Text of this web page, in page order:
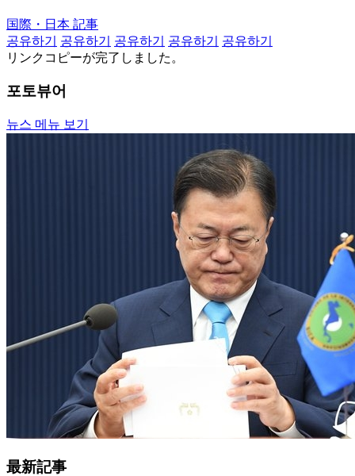
国際・日本 記事
공유하기
공유하기 공유하기 공유하기
공유하기
リンクコピーが完了しました。
포토뷰어
뉴스 메뉴 보기
最新記事